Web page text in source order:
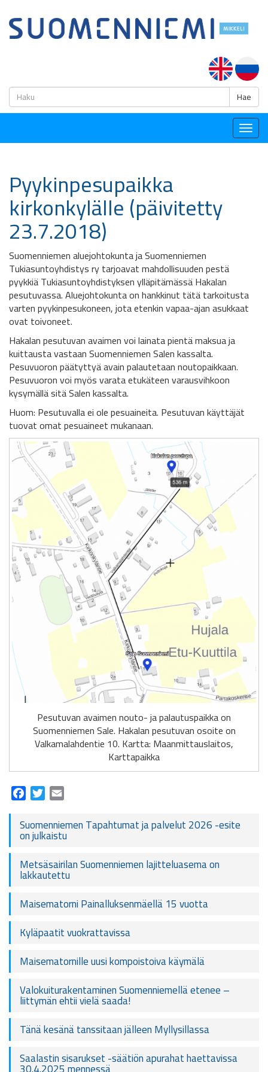
Hae
Pyykinpesupaikka
kirkonkylälle (päivitetty
23.7.2018)
Suomenniemen aluejohtokunta ja Suomenniemen
Tukiasuntoyhdistys ry tarjoavat mahdollisuuden pestä
pyykkiä Tukiasuntoyhdistyksen ylläpitämässä Hakalan
pesutuvassa. Aluejohtokunta on hankkinut tätä tarkoitusta
varten pyykinpesukoneen, jota etenkin vapaa-ajan asukkaat
ovat toivoneet.
Hakalan pesutuvan avaimen voi lainata pientä maksua ja
kuittausta vastaan Suomenniemen Salen kassalta.
Pesuvuoron päätyttyä avain palautetaan noutopaikkaan.
Pesuvuoron voi myös varata etukäteen varausvihkoon
kysymällä sitä Salen kassalta.
Huom: Pesutuvalla ei ole pesuaineita. Pesutuvan käyttäjät
tuovat omat pesuaineet mukanaan.
Pesutuvan avaimen nouto- ja palautuspaikka on
Suomenniemen Sale. Hakalan pesutuvan osoite on
Valkamalahdentie 10. Kartta: Maanmittauslaitos,
Karttapaikka
Facebook
Twitter
Suomenniemen Tapahtumat ja palvelut 2026 -esite
on julkaistu
Metsäsairilan Suomenniemen lajitteluasema on
lakkautettu
Maisematorni Painalluksenmäellä 15 vuotta
Kyläpaatit vuokrattavissa
Maisematornille uusi kompoistoiva käymälä
Valokuiturakentaminen Suomenniemellä etenee –
liittymän ehtii vielä saada!
Tänä kesänä tanssitaan jälleen Myllysillassa
Saalastin sisarukset -säätiön apurahat haettavissa